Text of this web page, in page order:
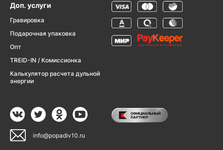
Доп. услуги
Гравировка
Подарочная упаковка
Опт
TREID-IN / Комиссионка
Калькулятор расчета дульной
энергии
info@popadiv10.ru